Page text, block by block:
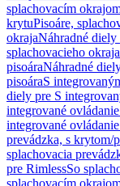
splachovacím
krytuPisoáre,
okrajaNáhradné diely
splachovacieho okraja
pisoáraNáhradné
pisoáraS
diely pre S
integrované
integrované
prevádzka, s krytom/
splachovacia
pre RimlessSo
splachovacím